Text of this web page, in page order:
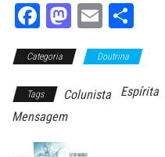
Fa
ce
bo
ok
M
as
to
do
E
m
ail
ar
e
Categoria Doutrina
Tags Colunista Espírita
Mensagem